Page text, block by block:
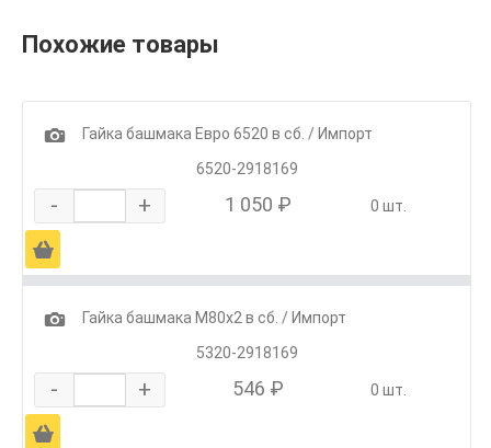
Похожие товары
1
Гайка башмака Евро 6520 в сб. / Импорт
6520-2918169
- + 1 050 ₽ 0 шт.
Ä
1
Гайка башмака М80х2 в сб. / Импорт
5320-2918169
- + 546 ₽ 0 шт.
Ä